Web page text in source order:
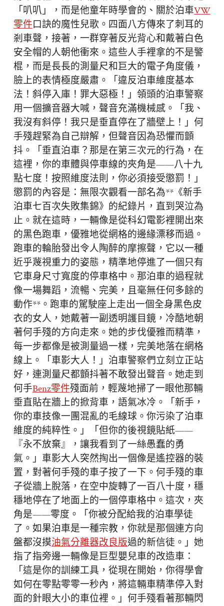
「叭叭」，而是他童年時學會的、關於泊車VW
零件口訣的魔性兒歌。四面八方傳來了刺耳的
剎車聲，接著，一群穿著反光背心和戴著白色
安全帽的人朝他衝來。這些人手裡拿的不是警
棍，而是長長的測量尺和巨大的電子角度儀，
臉上的表情極度嚴肅。「違反泊車維度基本
法！斜停入庫！罪大惡極！」領頭的泊車警察
用一個擴音器大喊，聲音充滿機械感。「我、
我沒有斜停！我只是垂直停在了牆壁上！」何
手殘趕緊為自己辯解，但聲音因為恐懼而顫
抖。「垂直泊車？那是在第三次元的行為，在
這裡，你的車體與停車線的夾角是——八十九
點七度！按照維度法則，你必須接受懲罰！」
懲罰的內容是：無限次觀看一部名為**《新手
泊車七百次失敗集錦》的紀錄片，直到哭泣為
止。就在這時，一輛像是從科幻電影裡開出來
的黑色跑車，優雅地從網格的邊緣漂移而過。
跑車的輪胎發出令人陶醉的摩擦聲，它以一種
近乎蔑視重力的姿態，精準地停進了一個只有
它車身尺寸寬度的停車格中。那泊車的過程就
像一場舞蹈，流暢、完美，且毫無任何多餘的
動作**。跑車的駕駛座上走出一個全身黑色皮
衣的女人，她戴著一副透明護目鏡，冷酷地朝
著何手殘的方向走來。她的步伐優雅而精準，
每一步都像是被測量過一樣，完美地落在網格
線上。「車影大人！」泊車警察們立刻立正站
好，連測量尺都顫抖著不敢發出聲音。她走到
何手Benz零件殘面前，輕蔑地掃了一眼他那輛
垂直貼在牆上的掀背車，語氣冰冷。「新手，
你的車技像一團混亂的毛線球。你污染了泊車
維度的純粹性。」「但你的後視鏡貼紙——
『永不放棄』，讓我看到了一絲愚蠢的勇
氣。」車影大人突然掏出一個像是遙控器的裝
置，對著何手殘的車子按了一下。何手殘的車
子從牆上脫落，在空中旋轉了一百八十度，穩
穩地停在了地面上的一個停車格中。這次，夾
角是——零度。「你被分配給我的泊車學徒
了。如果泊車是一種宗教，你就是那個連方向
盤都沒摸油氣分離器改良版過的新信徒。」她
指了指旁邊一輛像是巨型嬰兒車的改造車：
「這是你的訓練工具，從現在開始，你得學會
如何在零點零零一秒內，將這輛車精準停入對
面的針眼大小的車位裡。」何手殘看著那輛閃